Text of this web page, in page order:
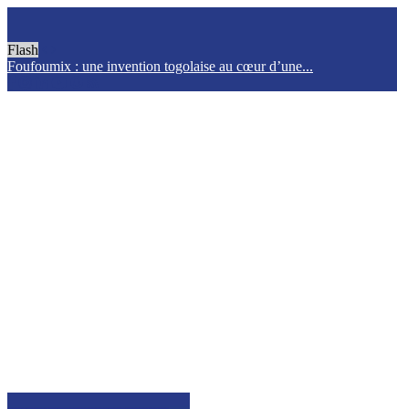
Flash
Foufoumix : une invention togolaise au cœur d’une...